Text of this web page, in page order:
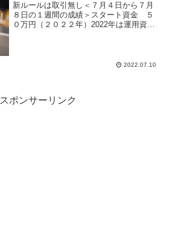
新ルールは取引無し＜７月４日から７月
８日の１週間の成績＞スタート資金 ５
０万円（２０２２年）2022年は運用資金
2022.07.10
スポンサーリンク